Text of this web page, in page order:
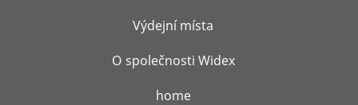
Výdejní místa
O společnosti Widex
home